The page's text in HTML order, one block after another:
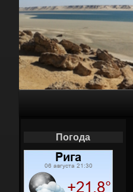
Погода